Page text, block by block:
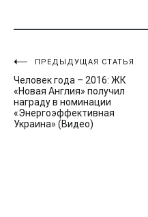
Навигация
по
записям
ПРЕДЫДУЩАЯ СТАТЬЯ
Человек года – 2016: ЖК
«Новая Англия» получил
награду в номинации
«Энергоэффективная
Украина» (Видео)